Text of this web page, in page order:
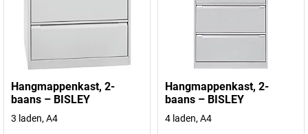
Hangmappenkast, 2-
baans – BISLEY
3 laden, A4
Hangmappenkast, 2-
baans – BISLEY
4 laden, A4